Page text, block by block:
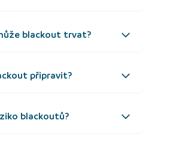
blackout trvat?
připravit?
blackoutů?